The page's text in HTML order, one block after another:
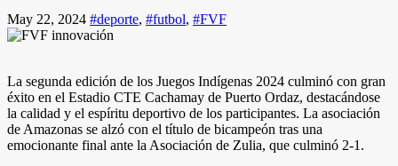
May 22, 2024 #deporte, #futbol, #FVF
La segunda edición de los Juegos Indígenas 2024 culminó con gran
éxito en el Estadio CTE Cachamay de Puerto Ordaz, destacándose
la calidad y el espíritu deportivo de los participantes. La asociación
de Amazonas se alzó con el título de bicampeón tras una
emocionante final ante la Asociación de Zulia, que culminó 2-1.